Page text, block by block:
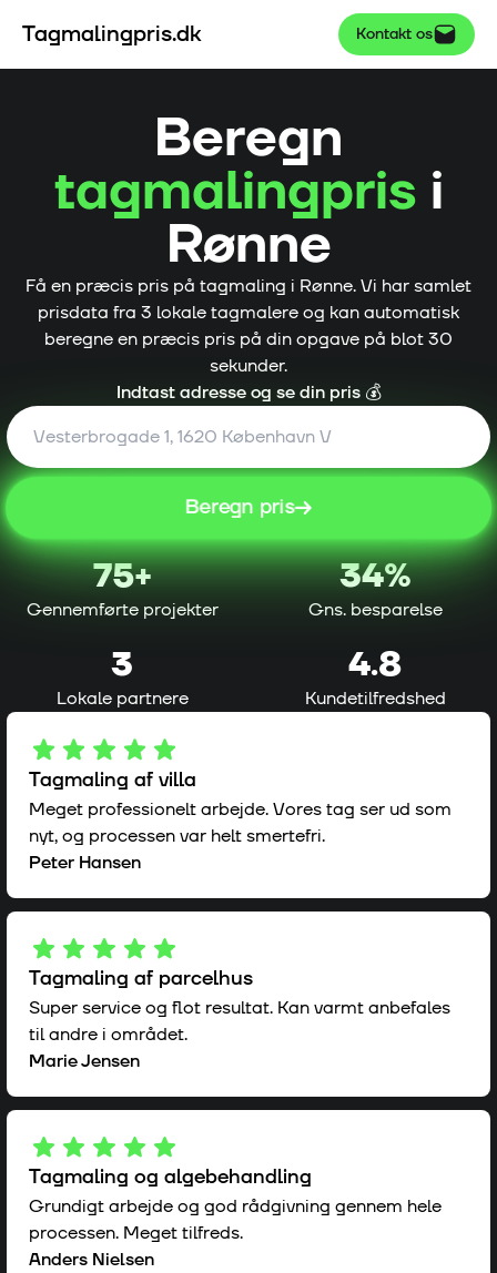
Tagmalingpris.dk Kontakt os
Beregn
tagmalingprisi
Rønne
Få en præcis pris på tagmaling i Rønne. Vi har samlet
prisdata fra 3 lokale tagmalere og kan automatisk
beregne en præcis pris på din opgave på blot 30
sekunder.
Indtast adresse og se din pris 💰
Beregn pris
75+
Gennemførte projekter
34%
Gns. besparelse
3
Lokale partnere
4.8
Kundetilfredshed
Tagmaling af villa
Meget professionelt arbejde. Vores tag ser ud som
nyt, og processen var helt smertefri.
Peter Hansen
Tagmaling af parcelhus
Super service og flot resultat. Kan varmt anbefales
til andre i området.
Marie Jensen
Tagmaling og algebehandling
Grundigt arbejde og god rådgivning gennem hele
processen. Meget tilfreds.
Anders Nielsen